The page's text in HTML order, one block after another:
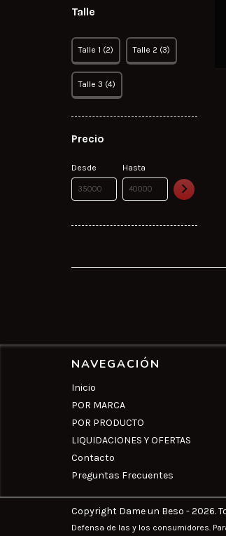
Talle
Talle 1 (2) Talle 2 (3)
Talle 3 (4)
Precio
Desde Hasta
NAVEGACIÓN
Inicio
POR MARCA
POR PRODUCTO
LIQUIDACIONES Y OFERTAS
Contacto
Preguntas Frecuentes
Copyright Dame un Beso - 2026.
Defensa de las y los consumidores.